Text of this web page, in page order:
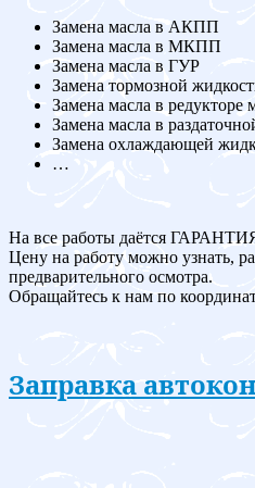
Замена масла в АКПП
Замена масла в МКПП
Замена масла в ГУР
Замена тормозной
Замена масла в редукторе
Замена масла в
Замена охлаждающей
…
На все работы даётся
Цену на работу можно узнать,
предварительного осмотра.
Обращайтесь к нам по
Заправка